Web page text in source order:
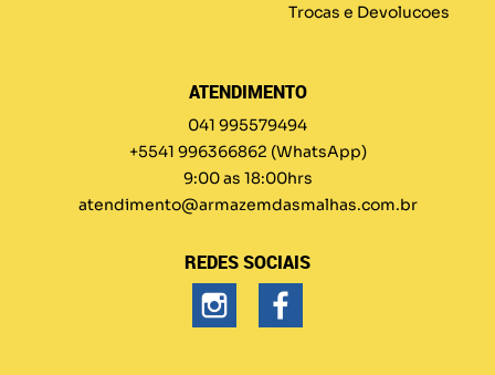
Trocas e Devolucoes
ATENDIMENTO
041 995579494
+5541 996366862 (WhatsApp)
9:00 as 18:00hrs
atendimento@armazemdasmalhas.com.br
REDES SOCIAIS